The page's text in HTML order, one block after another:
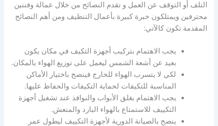
التلف أو التوقف عن العمل و تقدم النصائح من خلال عمالة وفننين
محترفين ويمتلكون خبرة كبيرة بأعمال التنظيف ومن أهم النصائح
المقدمة تكون كالآتي:
يجب الاهتمام بتركيب أجهزة التكيف في مكان يكون
بعيد عن أشعة الشمس ليعمل على توزيع الهواء بالمكان.
لكي لا يتسرب الهواء للخارج فينصح باختيار الأماكن
المناسبة للتكيفات لحماية التكيفات والحفاظ عليها.
يجب الاهتمام بغلق الأبواب والنوافذ عند تشغيل أجهزة
التكييف للاستمتاع بالهواء البارد والمنعش.
ينصح بالصيانة الدورية لأجهزة التكييف ليطول عمر